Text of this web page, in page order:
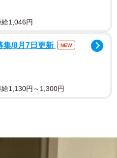
1,046円
集/8月7日更新 NEW
1,130円～1,300円